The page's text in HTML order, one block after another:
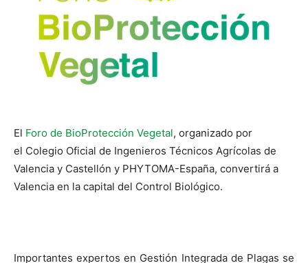
El Foro de BioProtección Vegetal, organizado por
el Colegio Oficial de Ingenieros Técnicos Agrícolas de
Valencia y Castellón y PHYTOMA-España, convertirá a
Valencia en la capital del Control Biológico.
Importantes expertos en Gestión Integrada de Plagas se